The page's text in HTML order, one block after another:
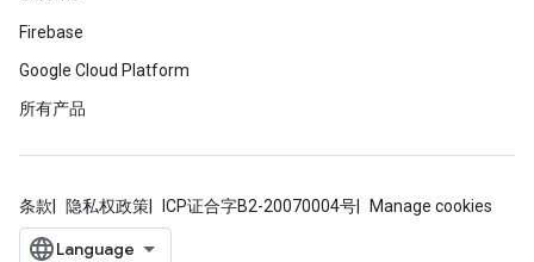
Firebase
Google Cloud Platform
所有产品
条款 隐私权政策 ICP证合字B2-20070004号 Manage cookies